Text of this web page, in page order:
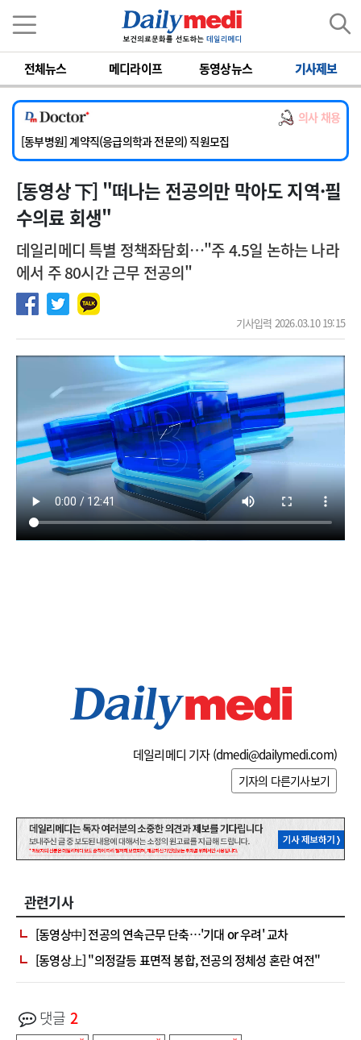
전체뉴스 메디라이프 동영상뉴스 기사제보
의사 채용
[서울아산병원] 2026년 하반기 인턴 모집
[영남대학교의료원] 마취통증의학과 임기제 임상의사 채용
[충남대학교병원] 소아청소년과(소아응급전담) 계약직 의사 공개채용
[동부병원] 계약직(응급의학과 전문의) 직원모집
[이대목동병원] 하반기 전공의(레지던트1년차) 모집
[서울아산병원] 2026년 하반기 인턴 모집
[영남대학교의료원] 마취통증의학과 임기제 임상의사 채용
[동영상 下] "떠나는 전공의만 막아도 지역·필
수의료 회생"
데일리메디 특별 정책좌담회…"주 4.5일 논하는 나라
에서 주 80시간 근무 전공의"
기사입력 2026.03.10 19:15
데일리메디 기자 (dmedi@dailymedi.com)
기자의 다른기사보기
관련기사
[동영상中] 전공의 연속근무 단축…'기대 or 우려' 교차
[동영상上] "의정갈등 표면적 봉합, 전공의 정체성 혼란 여전"
댓글 2